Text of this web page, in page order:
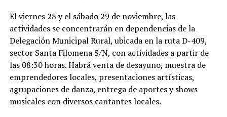
El viernes 28 y el sábado 29 de noviembre, las
actividades se concentrarán en dependencias de la
Delegación Municipal Rural, ubicada en la ruta D-409,
sector Santa Filomena S/N, con actividades a partir de
las 08:30 horas. Habrá venta de desayuno, muestra de
emprendedores locales, presentaciones artísticas,
agrupaciones de danza, entrega de aportes y shows
musicales con diversos cantantes locales.